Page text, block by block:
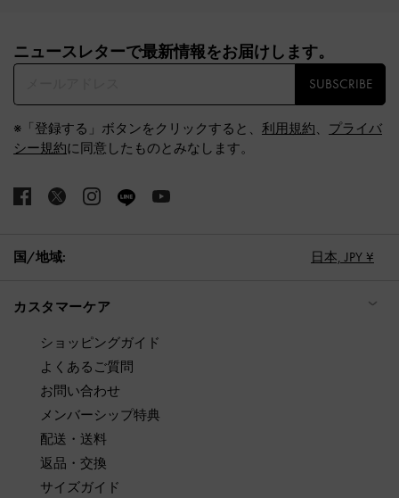
ニュースレターで最新情報をお届けします。​
SUBSCRIBE
※「登録する」ボタンをクリックすると、 利用規約、 プライバ
シー規約に同意したものとみなします。
国/地域: 日本, JPY ¥
カスタマーケア
ショッピングガイド
よくあるご質問
お問い合わせ
メンバーシップ特典
配送・送料
返品・交換
サイズガイド